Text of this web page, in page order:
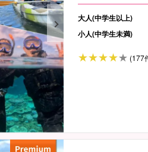
大人(中学生以上)
小人(中学生未満)
(177